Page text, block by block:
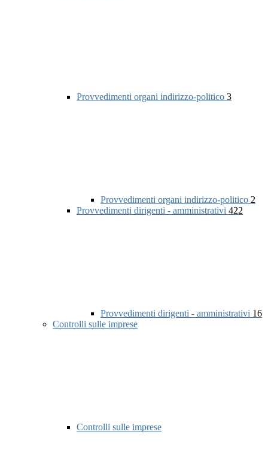
Provvedimenti organi indirizzo-politico 3
Provvedimenti organi indirizzo-politico 2
Provvedimenti dirigenti - amministrativi 422
Provvedimenti dirigenti - amministrativi 16
Controlli sulle imprese
Controlli sulle imprese